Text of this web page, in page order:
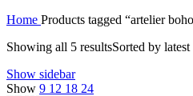
Home Products tagged “artelier
Showing all 5 resultsSorted by latest
Show sidebar
Show 9 12 18 24